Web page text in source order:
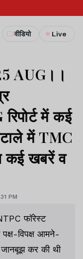
वीडियो Live
AUG।।
में कई
में TMC
कई खबरें व
PM
फॉरेस्ट
विपक्ष आमने-
जानबूझ कर की थी